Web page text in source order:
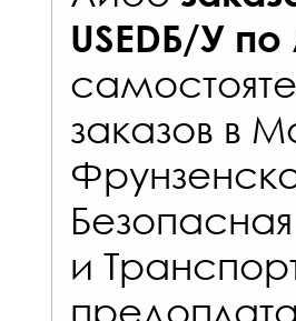
USEDБ/У по
заказов в
и